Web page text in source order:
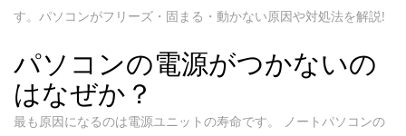
す。パソコンがフリーズ・固まる・動かない原因や対処法を解説!
パソコンの電源がつかないの
はなぜか？
最も原因になるのは電源ユニットの寿命です。 ノートパソコンの